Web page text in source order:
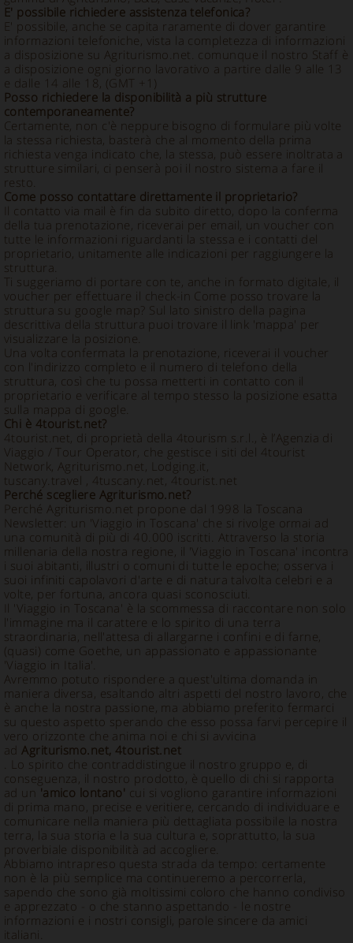
E' possibile richiedere assistenza telefonica?
E' possibile, anche se capita raramente di dover garantire
informazioni telefoniche, vista la completezza di informazioni
a disposizione su Agriturismo.net. comunque il nostro Staff è
a disposizione ogni giorno lavorativo a partire dalle 9 alle 13
e dalle 14 alle 18, (GMT +1)
Posso richiedere la disponibilità a più strutture
contemporaneamente?
Certamente, non c'è neppure bisogno di formulare più volte
la stessa richiesta, basterà che al momento della prima
richiesta venga indicato che, la stessa, può essere inoltrata a
strutture similari, ci penserà poi il nostro sistema a fare il
resto.
Come posso contattare direttamente il proprietario?
Il contatto via mail è fin da subito diretto, dopo la conferma
della tua prenotazione, riceverai per email, un voucher con
tutte le informazioni riguardanti la stessa e i contatti del
proprietario, unitamente alle indicazioni per raggiungere la
struttura.
Ti suggeriamo di portare con te, anche in formato digitale, il
voucher per effettuare il check-in Come posso trovare la
struttura su google map? Sul lato sinistro della pagina
descrittiva della struttura puoi trovare il link 'mappa' per
visualizzare la posizione.
Una volta confermata la prenotazione, riceverai il voucher
con l'indirizzo completo e il numero di telefono della
struttura, così che tu possa metterti in contatto con il
proprietario e verificare al tempo stesso la posizione esatta
sulla mappa di google.
Chi è 4tourist.net?
4tourist.net, di proprietà della 4tourism s.r.l., è l’Agenzia di
Viaggio / Tour Operator, che gestisce i siti del 4tourist
Network, Agriturismo.net, Lodging.it,
tuscany.travel , 4tuscany.net, 4tourist.net
Perché scegliere Agriturismo.net?
Perché Agriturismo.net propone dal 1998 la Toscana
Newsletter: un 'Viaggio in Toscana' che si rivolge ormai ad
una comunità di più di 40.000 iscritti. Attraverso la storia
millenaria della nostra regione, il 'Viaggio in Toscana' incontra
i suoi abitanti, illustri o comuni di tutte le epoche; osserva i
suoi infiniti capolavori d'arte e di natura talvolta celebri e a
volte, per fortuna, ancora quasi sconosciuti.
Il 'Viaggio in Toscana' è la scommessa di raccontare non solo
l'immagine ma il carattere e lo spirito di una terra
straordinaria, nell'attesa di allargarne i confini e di farne,
(quasi) come Goethe, un appassionato e appassionante
'Viaggio in Italia'.
Avremmo potuto rispondere a quest'ultima domanda in
maniera diversa, esaltando altri aspetti del nostro lavoro, che
è anche la nostra passione, ma abbiamo preferito fermarci
su questo aspetto sperando che esso possa farvi percepire il
vero orizzonte che anima noi e chi si avvicina
adAgriturismo.net, 4tourist.net
. Lo spirito che contraddistingue il nostro gruppo e, di
conseguenza, il nostro prodotto, è quello di chi si rapporta
ad un 'amico lontano' cui si vogliono garantire informazioni
di prima mano, precise e veritiere, cercando di individuare e
comunicare nella maniera più dettagliata possibile la nostra
terra, la sua storia e la sua cultura e, soprattutto, la sua
proverbiale disponibilità ad accogliere.
Abbiamo intrapreso questa strada da tempo: certamente
non è la più semplice ma continueremo a percorrerla,
sapendo che sono già moltissimi coloro che hanno condiviso
e apprezzato - o che stanno aspettando - le nostre
informazioni e i nostri consigli, parole sincere da amici
italiani.